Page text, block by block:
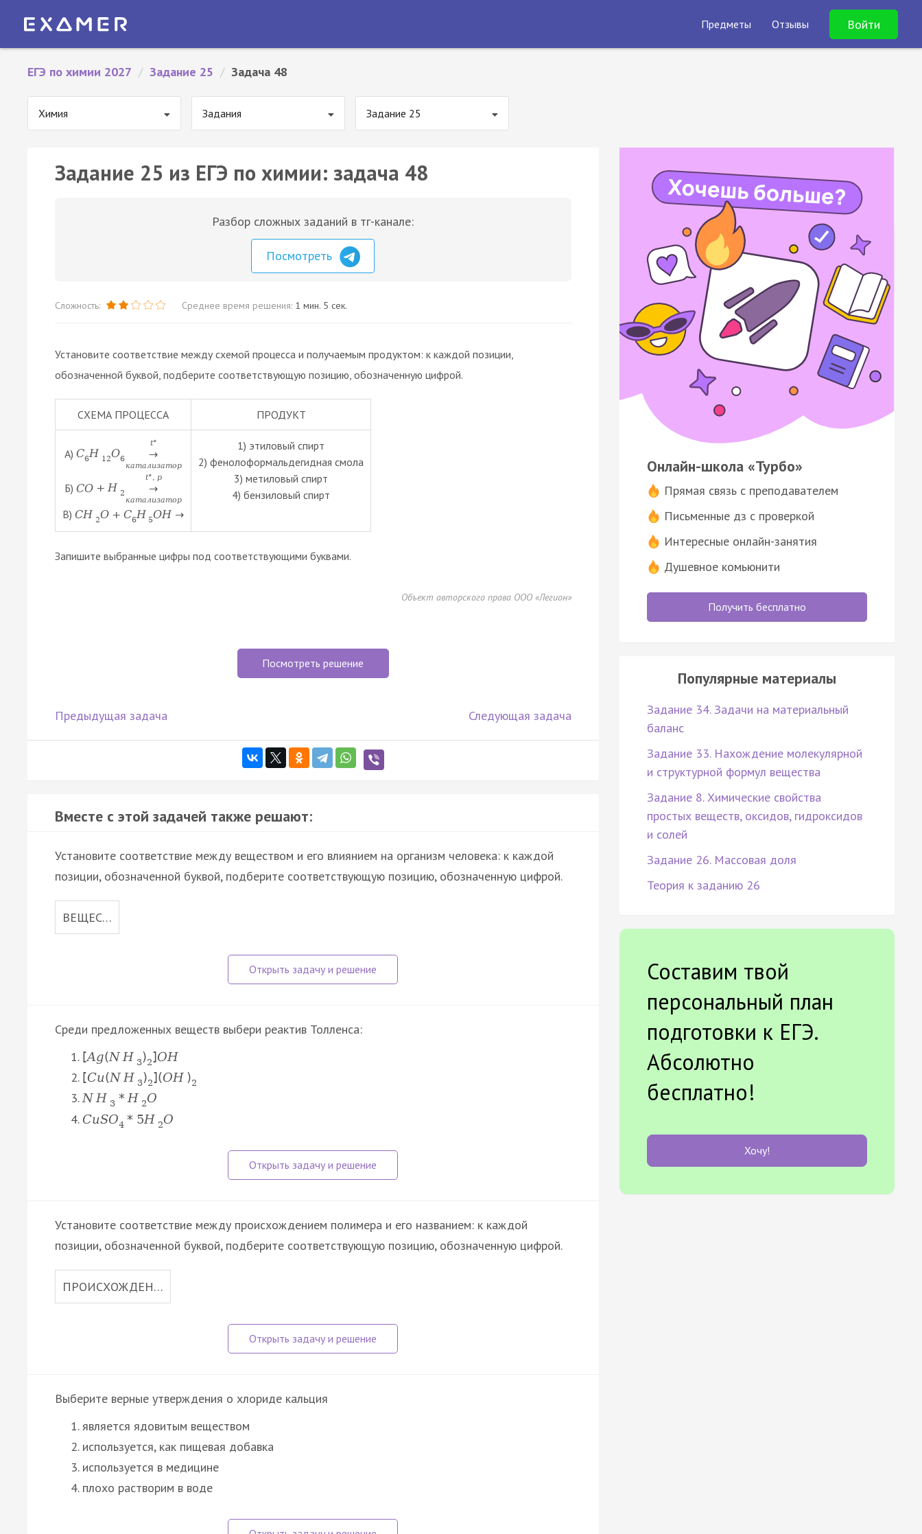
Предметы Отзывы Войти
ЕГЭ по химии 2027 / Задание 25 / Задача 48
Химия Задания Задание 25
Задание 25 из ЕГЭ по химии: задача 48
Разбор сложных заданий в тг-канале:
Посмотреть
Сложность: Среднее время решения: 1 мин. 5 сек.
Установите соответствие между схемой процесса и получаемым продуктом: к каждой позиции,
обозначенной буквой, подберите соответствующую позицию, обозначенную цифрой.
СХЕМА ПРОЦЕССА ПРОДУКТ
A)C6H 12O6
t°
→
ката лизатор
Б)CO + H 2
t° p
→
ката лизатор
В)CH 2O + C6H 5OH →
1) этиловый спирт
2) фенолоформальдегидная смола
3) метиловый спирт
4) бензиловый спирт
Запишите выбранные цифры под соответствующими буквами.
Объект авторского права ООО «Легион»
Посмотреть решение
Предыдущая задача Следующая задача
Вместе с этой задачей также решают:
Установите соответствие между веществом и его влиянием на организм человека: к каждой
позиции, обозначенной буквой, подберите соответствующую позицию, обозначенную цифрой.
ВЕЩЕС…
Среди предложенных веществ выбери реактив Толленса:
[Ag(N H 3)2]OH
[Cu(N H 3)2](OH )2
NH 3 * H 2O
CuSO4 * 5H 2O
Установите соответствие между происхождением полимера и его названием: к каждой
позиции, обозначенной буквой, подберите соответствующую позицию, обозначенную цифрой.
ПРОИСХОЖДЕН…
Выберите верные утверждения о хлориде кальция
является ядовитым веществом
используется, как пищевая добавка
используется в медицине
плохо растворим в воде
Онлайн-школа «Турбо»
Прямая связь с преподавателем
Письменные дз с проверкой
Интересные онлайн-занятия
Душевное комьюнити
Получить бесплатно
Популярные материалы
Задание 34. Задачи на материальный
баланс
Задание 33. Нахождение молекулярной
и структурной формул вещества
Задание 8. Химические свойства
простых веществ, оксидов, гидроксидов
и солей
Задание 26. Массовая доля
Теория к заданию 26
Составим твой
персональный план
подготовки к ЕГЭ.
Абсолютно
бесплатно!
Хочу!